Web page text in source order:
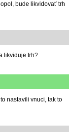
bude likvidovať trh
likviduje trh?
nastavili vnuci, tak to